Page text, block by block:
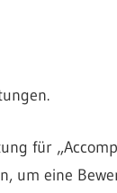
für
um eine